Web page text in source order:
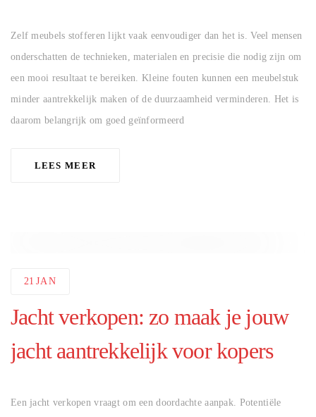
Zelf meubels stofferen lijkt vaak eenvoudiger dan het is. Veel mensen
onderschatten de technieken, materialen en precisie die nodig zijn om
een mooi resultaat te bereiken. Kleine fouten kunnen een meubelstuk
minder aantrekkelijk maken of de duurzaamheid verminderen. Het is
daarom belangrijk om goed geïnformeerd
LEES MEER
21 JAN
Jacht verkopen: zo maak je jouw
jacht aantrekkelijk voor kopers
Een jacht verkopen vraagt om een doordachte aanpak. Potentiële